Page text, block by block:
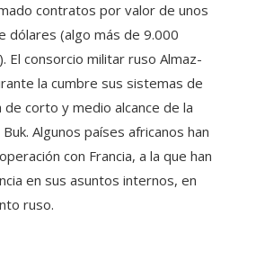
contratos por valor de unos
dólares (algo más de 9.000
El consorcio militar ruso Almaz-
la cumbre sus sistemas de
corto y medio alcance de la
Algunos países africanos han
con Francia, a la que han
en sus asuntos internos, en
ruso.